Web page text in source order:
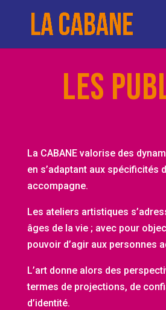
les
La CABANE valorise des
en s’adaptant aux spécificités
accompagne.
Les ateliers artistiques
âges de la vie ; avec pour
pouvoir d’agir aux personnes
L’art donne alors des
termes de projections, de
d’identité.